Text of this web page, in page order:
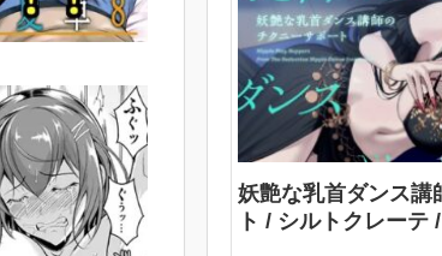
妖艶な乳首ダンス講
ト / シルトクレーテ